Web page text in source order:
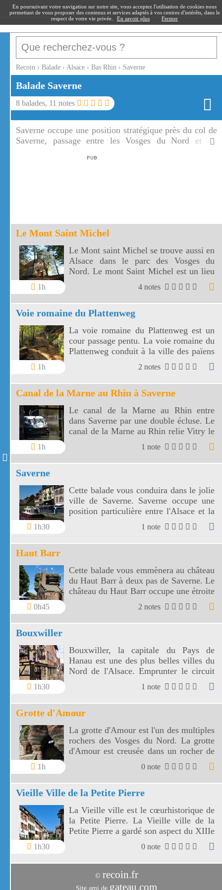
recoin.fr
Recoin › Balade › Alsace › Bas Rhin › Saverne
Balade Saverne
8 balades, 11 notes
Saverne occupe une position stratégique près du col de
Saverne, passage entre les Vosges du Nord et les
Le Mont Saint Michel
1h
Le Mont saint Michel se trouve aussi en
Alsace dans le parc des Vosges du
Nord. Le mont Saint Michel est un lieu
agréable de balade dans une forêt de
4 notes
Voie romaine du Plattenweg
1h
La voie romaine du Plattenweg est un
cour passage pentu. La voie romaine du
Plattenweg conduit à la ville des païens
2 notes
Canal de la Marne au Rhin à Saverne
1h
Le canal de la Marne au Rhin entre
dans Saverne par une double écluse. Le
canal de la Marne au Rhin relie Vitry le
François à Strasbourg.
1 note
Saverne
1h30
Cette balade vous conduira dans le jolie
ville de Saverne. Saverne occupe une
position particulière entre l'Alsace et la
1 note
Haut Barr
0h45
Cette balade vous emmènera au château
du Haut Barr à deux pas de Saverne. Le
château du Haut Barr occupe une étroite
barre rocheuse de gré rose.
2 notes
Bouxwiller
1h30
Bouxwiller, la capitale du Pays de
Hanau est une des plus belles villes du
Nord de l'Alsace. Emprunter le circuit
historique de Bouxwiller pour découvrir
cette cité de caractère.
1 note
Grotte d'Amour
1h
La grotte d'Amour est l'un des multiples
rochers des Vosges du Nord. La grotte
d'Amour est creusée dans un rocher de
0 note
Vieille Ville de la Petite Pierre
1h30
La Vieille ville est le cœurhistorique de
la Petite Pierre. La Vieille ville de la
Petite Pierre a gardé son aspect du XIIIe
0 note
© recoin.fr
Site ami de gateau.com
En poursuivant votre navigation sur notre site, vous acceptez l'utilisation de cookies nous
permettant de vous proposer des contenus et services adaptés à vos centres d'intérêts, dans le
respect de votre vie privée.
En savoir plus Fermer